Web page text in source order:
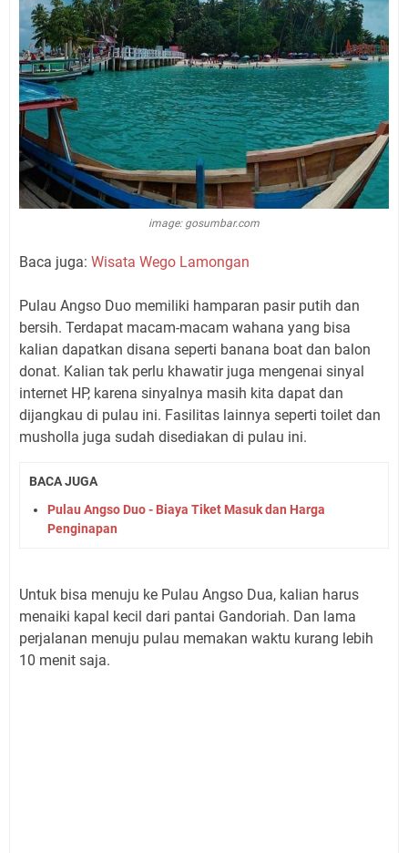
image: gosumbar.com
Baca juga: Wisata Wego Lamongan
Pulau Angso Duo memiliki hamparan pasir putih dan
bersih. Terdapat macam-macam wahana yang bisa
kalian dapatkan disana seperti banana boat dan balon
donat. Kalian tak perlu khawatir juga mengenai sinyal
internet HP, karena sinyalnya masih kita dapat dan
dijangkau di pulau ini. Fasilitas lainnya seperti toilet dan
musholla juga sudah disediakan di pulau ini.
BACA JUGA
Pulau Angso Duo - Biaya Tiket Masuk dan Harga
Penginapan
Untuk bisa menuju ke Pulau Angso Dua, kalian harus
menaiki kapal kecil dari pantai Gandoriah. Dan lama
perjalanan menuju pulau memakan waktu kurang lebih
10 menit saja.